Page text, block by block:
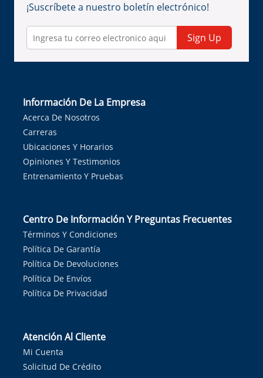
¡Suscríbete a nuestro boletín electrónico!
Sign Up
Información De La Empresa
Acerca De Nosotros
Carreras
Ubicaciones Y Horarios
Opiniones Y Testimonios
Entrenamiento Y Pruebas
Centro De Información Y Preguntas Frecuentes
Términos Y Condiciones
Política De Garantía
Política De Devoluciones
Política De Envíos
Política De Privacidad
Atención Al Cliente
Mi Cuenta
Solicitud De Crédito